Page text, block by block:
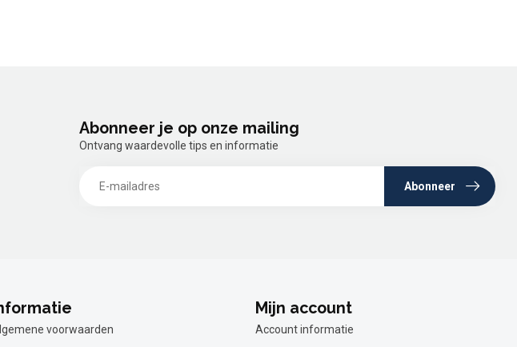
Abonneer je op onze mailing
Ontvang waardevolle tips en informatie
Abonneer
voorwaarden
Mijn account
Account informatie